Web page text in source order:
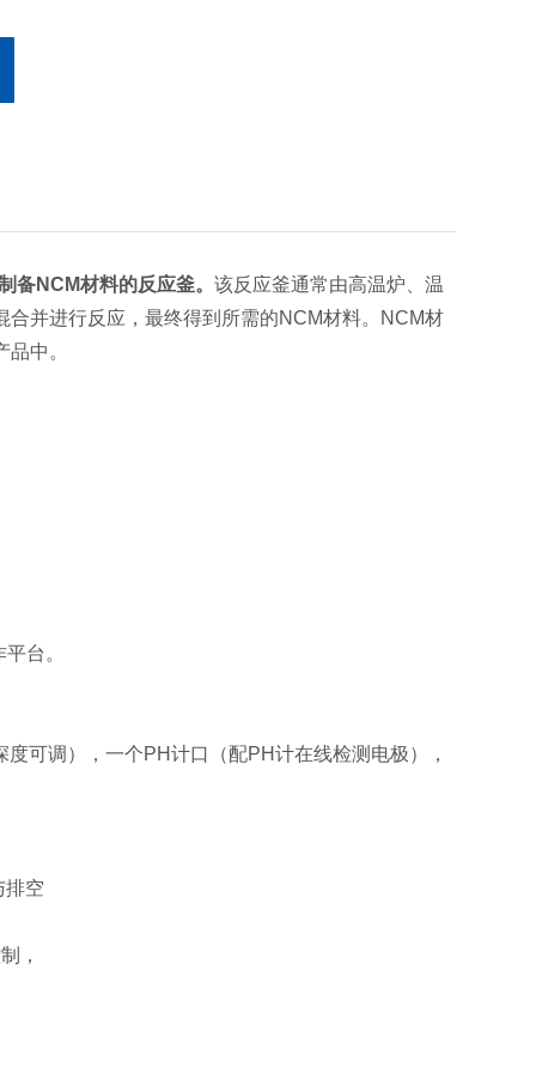
备NCM材料的反应釜。该反应釜通常由高温炉、温
并进行反应，最终得到所需的NCM材料。NCM材
中。
台。
可调），一个PH计口（配PH计在线检测电极），
排空
，